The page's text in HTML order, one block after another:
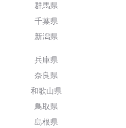
群馬県
千葉県
新潟県
兵庫県
奈良県
和歌山県
鳥取県
島根県